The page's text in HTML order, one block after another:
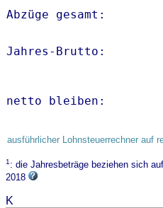
Abzüge gesamt:
Jahres-
netto bleiben:
ausführlicher Lohnsteuerrechner auf
1: die Jahresbeträge beziehen sich
2018
K